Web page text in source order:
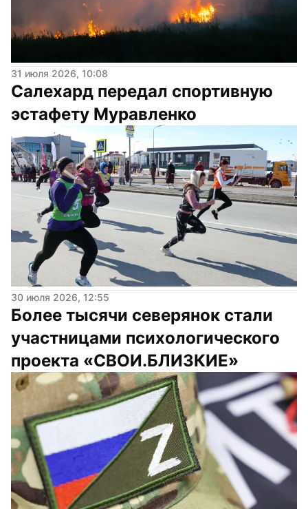
31 июля 2026, 10:08
Салехард передал спортивную
эстафету Муравленко
30 июля 2026, 12:55
Более тысячи северянок стали
участницами психологического
проекта «СВОИ.БЛИЗКИЕ»